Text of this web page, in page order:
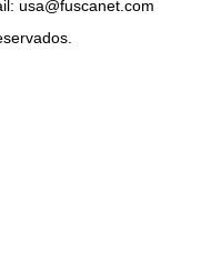
usa@fuscanet.com